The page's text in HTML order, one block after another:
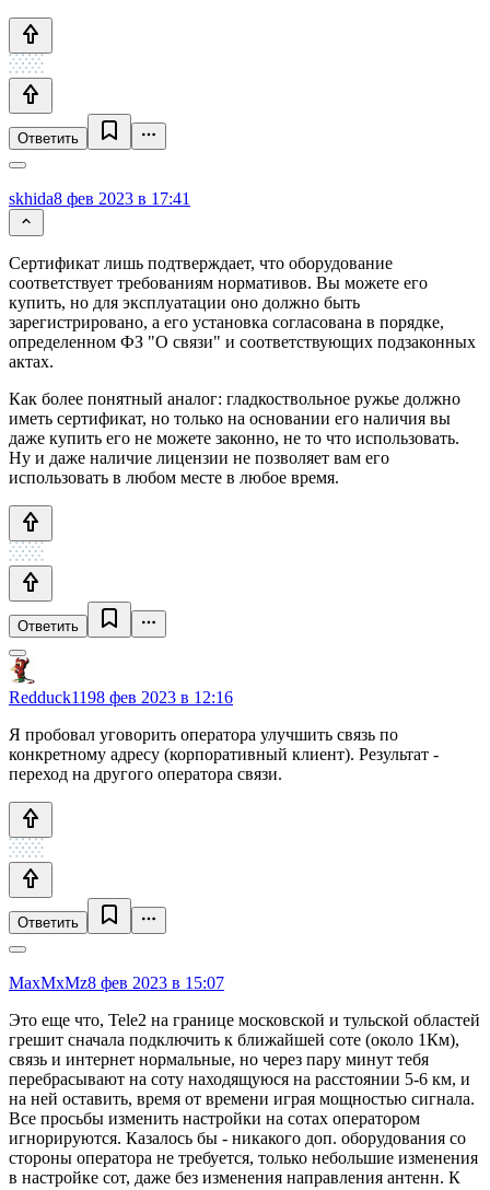
Ответить
skhida8 фев 2023 в 17:41
Сертификат лишь подтверждает, что оборудование
соответствует требованиям нормативов. Вы можете его
купить, но для эксплуатации оно должно быть
зарегистрировано, а его установка согласована в порядке,
определенном ФЗ "О связи" и соответствующих подзаконных
актах.
Как более понятный аналог: гладкоствольное ружье должно
иметь сертификат, но только на основании его наличия вы
даже купить его не можете законно, не то что использовать.
Ну и даже наличие лицензии не позволяет вам его
использовать в любом месте в любое время.
Ответить
Redduck1198 фев 2023 в 12:16
Я пробовал уговорить оператора улучшить связь по
конкретному адресу (корпоративный клиент). Результат -
переход на другого оператора связи.
Ответить
MaxMxMz8 фев 2023 в 15:07
Это еще что, Tele2 на границе московской и тульской областей
грешит сначала подключить к ближайшей соте (около 1Км),
связь и интернет нормальные, но через пару минут тебя
перебрасывают на соту находящуюся на расстоянии 5-6 км, и
на ней оставить, время от времени играя мощностью сигнала.
Все просьбы изменить настройки на сотах оператором
игнорируются. Казалось бы - никакого доп. оборудования со
стороны оператора не требуется, только небольшие изменения
в настройке сот, даже без изменения направления антенн. К